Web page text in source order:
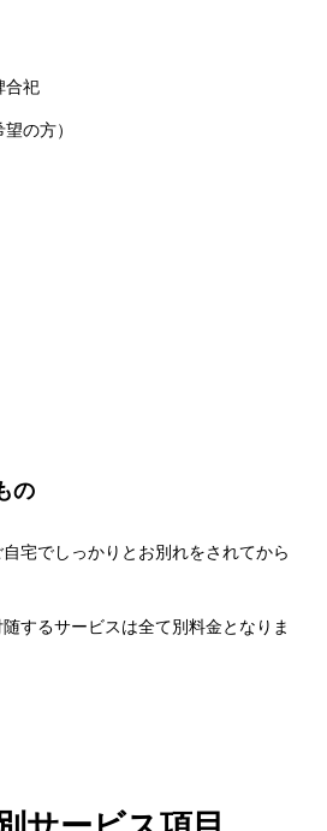
合祀
の方）
の
宅でしっかりとお別れをされてから
するサービスは全て別料金となりま